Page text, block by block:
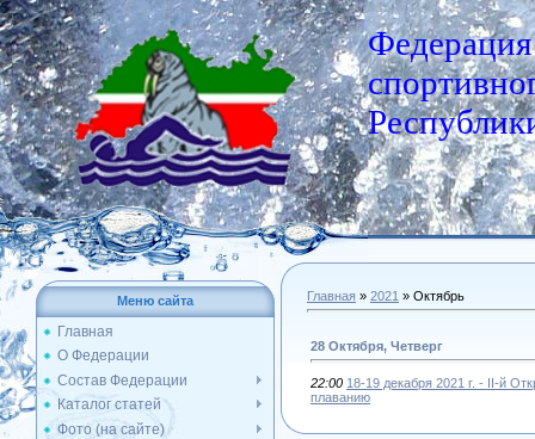
Федерация
Меню сайта
Главная
О Федерации
Состав Федерации
Каталог статей
Фото (на сайте)
Главная » 2021 » Октябрь
28 Октября, Четверг
22:00 18-19 декабря 2021 г. - II-й
плаванию